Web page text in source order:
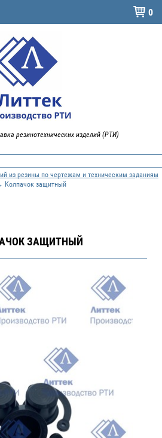
 0
резинотехнических изделий (РТИ)
из резины по чертежам и техническим заданиям
Колпачок защитный
ЗАЩИТНЫЙ